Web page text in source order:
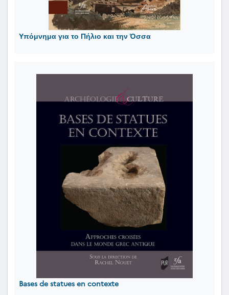
Υπόμνημα για το Πήλιο και την Όσσα
Bases de statues en contexte